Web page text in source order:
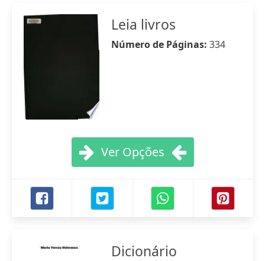
Leia livros
Número de Páginas: 334
Ver Opções
Dicionário